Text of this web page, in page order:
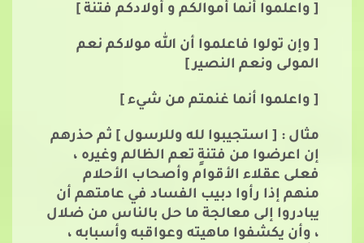
[ واعلموا أنما أموالكم و أولادكم فتنة ]
[ وإن تولوا فاعلموا أن الله مولاكم نعم
المولى ونعم النصير ]
[ واعلموا أنما غنمتم من شيء ]
مثال : [ استجيبوا لله وللرسول ] ثم حذرهم
إن اعرضوا من فتنةٍ تعم الظالم وغيره ،
فعلى عقلاء الأقوام وأصحاب الأحلام
منهم إذا رأوا دبيب الفساد في عامتهم أن
يبادروا إلى معالجة ما حل بالناس من ضلال
، وأن يكشفوا ماهيته وعواقبه وأسبابه ،